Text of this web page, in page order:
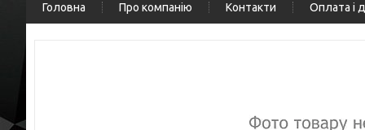
Головна Про компанію Контакти Оплата і